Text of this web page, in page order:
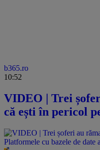
b365.ro
10:52
VIDEO | Trei
că ești în pericol
Platformele cu bazele de date